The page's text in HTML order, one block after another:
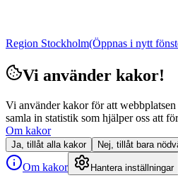
Region Stockholm(Öppnas i nytt
Vi använder kakor!
Vi använder kakor för att
samla in statistik som hjälper oss att
Om kakor
Ja, tillåt alla kakor Nej, tillåt bara
Om kakor Hantera inställningar